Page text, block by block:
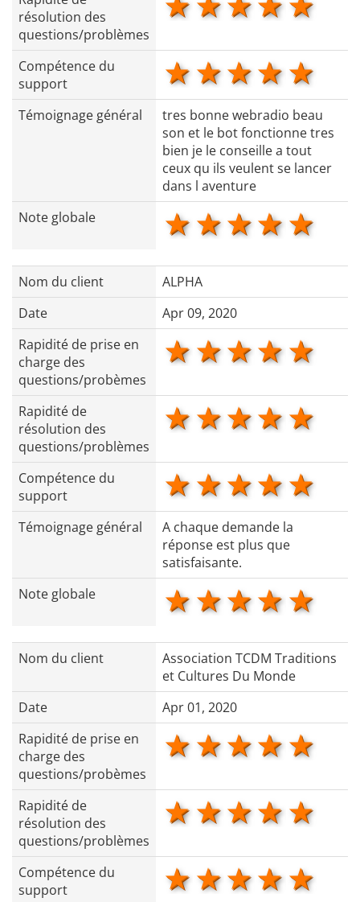
résolution des
questions/problèmes
Compétence du
support
4
3 stars
2 stars
1 star
Témoignage général
tres bonne webradio beau
son et le bot fonctionne tres
bien je le conseille a tout
ceux qu ils veulent se lancer
dans l aventure
Note globale
4
3 stars
2 stars
1 star
Nom du client
ALPHA
Date
Apr 09, 2020
Rapidité de prise en
charge des
questions/probèmes
4
3 stars
2 stars
1 star
Rapidité de
résolution des
questions/problèmes
4
3 stars
2 stars
1 star
Compétence du
support
4
3 stars
2 stars
1 star
Témoignage général
A chaque demande la
réponse est plus que
satisfaisante.
Note globale
4
3 stars
2 stars
1 star
Nom du client
Association TCDM Traditions
et Cultures Du Monde
Date
Apr 01, 2020
Rapidité de prise en
charge des
questions/probèmes
4
3 stars
2 stars
1 star
Rapidité de
résolution des
questions/problèmes
4
3 stars
2 stars
1 star
Compétence du
support
4
3 stars
2 stars
1 star